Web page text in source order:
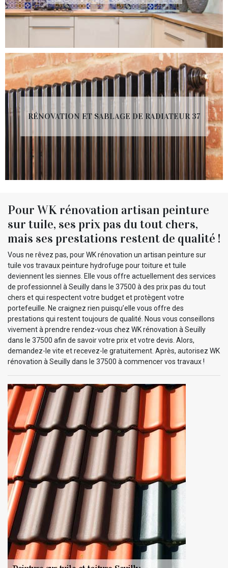
RÉNOVATION ET SABLAGE DE RADIATEUR 37
Pour WK rénovation artisan peinture
sur tuile, ses prix pas du tout chers,
mais ses prestations restent de qualité !
Vous ne rêvez pas, pour WK rénovation un artisan peinture sur
tuile vos travaux peinture hydrofuge pour toiture et tuile
deviennent les siennes. Elle vous offre actuellement des services
de professionnel à Seuilly dans le 37500 à des prix pas du tout
chers et qui respectent votre budget et protègent votre
portefeuille. Ne craignez rien puisqu’elle vous offre des
prestations qui restent toujours de qualité. Nous vous conseillons
vivement à prendre rendez-vous chez WK rénovation à Seuilly
dans le 37500 afin de savoir votre prix et votre devis. Alors,
demandez-le vite et recevez-le gratuitement. Après, autorisez WK
rénovation à Seuilly dans le 37500 à commencer vos travaux !